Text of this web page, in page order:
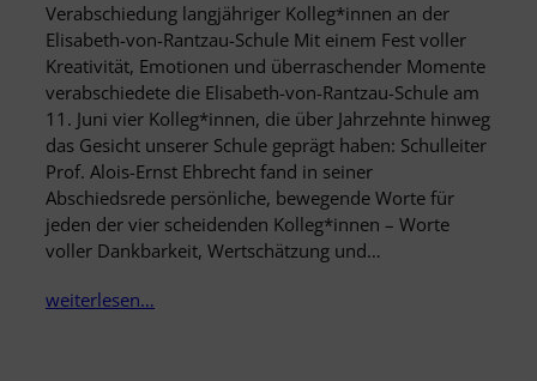
Verabschiedung langjähriger Kolleg*innen an der
Elisabeth-von-Rantzau-Schule Mit einem Fest voller
Kreativität, Emotionen und überraschender Momente
verabschiedete die Elisabeth-von-Rantzau-Schule am
11. Juni vier Kolleg*innen, die über Jahrzehnte hinweg
das Gesicht unserer Schule geprägt haben: Schulleiter
Prof. Alois-Ernst Ehbrecht fand in seiner
Abschiedsrede persönliche, bewegende Worte für
jeden der vier scheidenden Kolleg*innen – Worte
voller Dankbarkeit, Wertschätzung und…
weiterlesen…